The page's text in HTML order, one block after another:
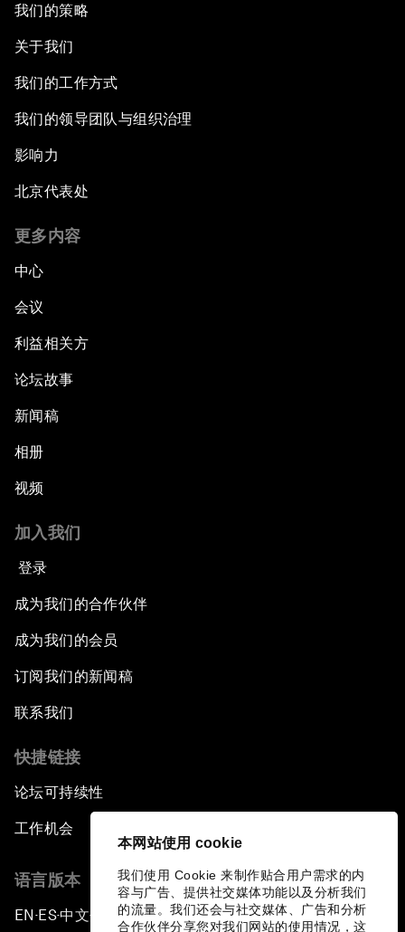
本网站使用 cookie
我们使用 Cookie 来制作贴合用户需求的内
容与广告、提供社交媒体功能以及分析我们
的流量。我们还会与社交媒体、广告和分析
合作伙伴分享您对我们网站的使用情况，这
我们的策略
关于我们
我们的工作方式
我们的领导团队与组织治理
影响力
北京代表处
更多内容
中心
会议
利益相关方
论坛故事
新闻稿
相册
视频
加入我们
登录
成为我们的合作伙伴
成为我们的会员
订阅我们的新闻稿
联系我们
快捷链接
论坛可持续性
工作机会
语言版本
EN ▪ES▪中文▪ 日本語